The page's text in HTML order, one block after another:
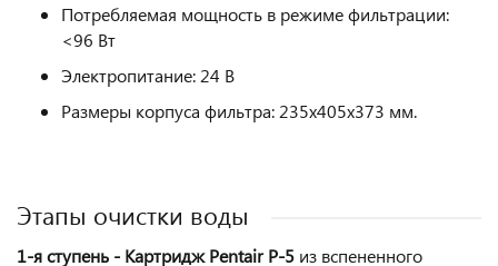
Потребляемая мощность в режиме фильтрации:
<96 Вт
Электропитание: 24 В
Размеры корпуса фильтра: 235х405х373 мм.
Этапы очистки воды
1-я ступень - Картридж Pentair P-5 из вспененного